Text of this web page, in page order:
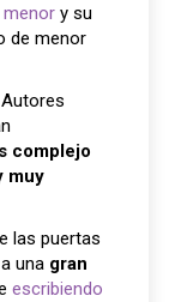
menor y su
de menor
complejo
muy
las puertas
una gran
escribiendo